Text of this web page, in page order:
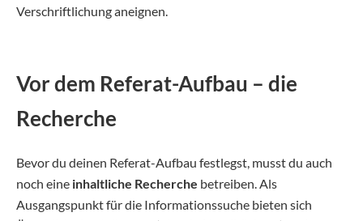
Verschriftlichung aneignen.
Vor dem Referat-Aufbau – die
Recherche
Bevor du deinen Referat-Aufbau festlegst, musst du auch
noch eine inhaltliche Recherche betreiben. Als
Ausgangspunkt für die Informationssuche bieten sich